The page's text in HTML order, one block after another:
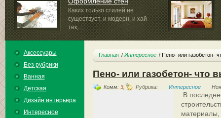
Каких только стилей не
существует, и модерн, и хай-
тек,...
помещении...
Аксессуары
Без рубрики
Ванная
Детская
Дизайн интерьера
Интересное
Главная Интересное Пено- или газобетон-
Пено- или газобетон- что
Комм: 3, Рубрика: Интересное
В
материалы,